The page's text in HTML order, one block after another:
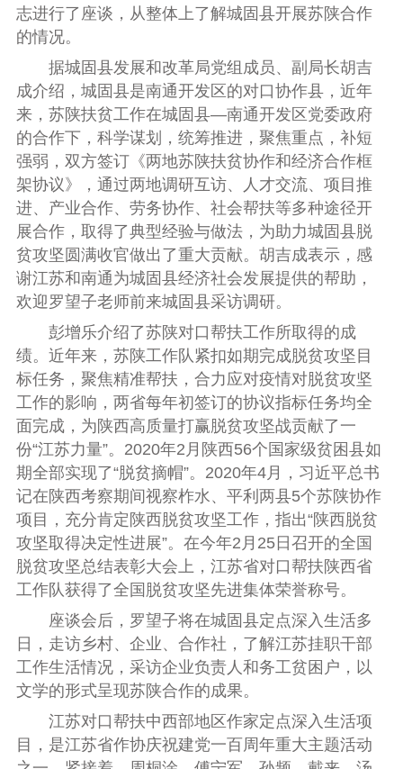
志进行了座谈，从整体上了解城固县开展苏陕合作
的情况。
据城固县发展和改革局党组成员、副局长胡吉
成介绍，城固县是南通开发区的对口协作县，近年
来，苏陕扶贫工作在城固县—南通开发区党委政府
的合作下，科学谋划，统筹推进，聚焦重点，补短
强弱，双方签订《两地苏陕扶贫协作和经济合作框
架协议》，通过两地调研互访、人才交流、项目推
进、产业合作、劳务协作、社会帮扶等多种途径开
展合作，取得了典型经验与做法，为助力城固县脱
贫攻坚圆满收官做出了重大贡献。胡吉成表示，感
谢江苏和南通为城固县经济社会发展提供的帮助，
欢迎罗望子老师前来城固县采访调研。
彭增乐介绍了苏陕对口帮扶工作所取得的成
绩。 近年来，苏陕工作队紧扣如期完成脱贫攻坚目
标任务， 聚焦精准帮扶，合力应对疫情对脱贫攻坚
工作的影响，两省每年初签订的协议指标任务均全
面完成， 为陕西高质量打赢脱贫攻坚战贡献了一
份“江苏力量”。 2020年2 月陕西56个国家级贫困县如
期全部实现了“脱贫摘帽”。 2020年4月，习近平总书
记在陕西考察期间视察柞水、平利两县5个苏陕协作
项目，充分肯定陕西脱贫攻坚工作，指出“陕西脱贫
攻坚取得决定性进展”。 在今年2 月 25日召开的全国
脱贫攻坚总结表彰大会上，江苏省对口帮扶陕西省
工作队获得了全国脱贫攻坚先进集体荣誉称号。
座谈会后，罗望子将在城固县定点深入生活多
日，走访乡村、企业、合作社，了解江苏挂职干部
工作生活情况，采访企业负责人和务工贫困户，以
文学的形式呈现苏陕合作的成果。
江苏对口帮扶中西部地区作家定点深入生活项
目，是江苏省作协庆祝建党一百周年重大主题活动